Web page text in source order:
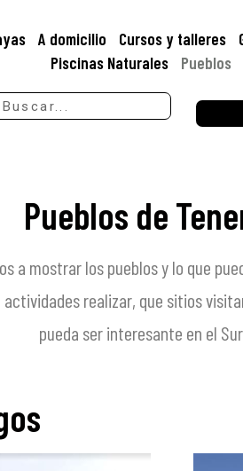
A domicilio Cursos y talleres
Piscinas Naturales
Pueblos
Pueblos de
a mostrar los pueblos y lo que
realizar, que sitios
pueda ser interesante en el